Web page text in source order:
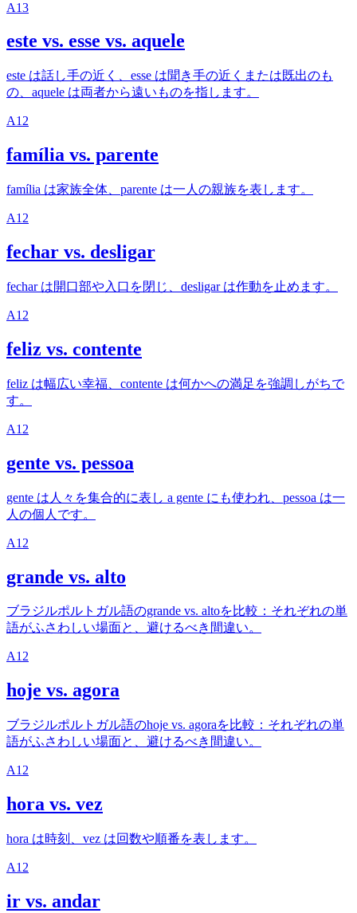
A13
este vs. esse vs. aquele
este は話し手の近く、esse は聞き手の近くまたは既出のも
の、aquele は両者から遠いものを指します。
A1 2
família vs. parente
família は家族全体、parente は一人の親族を表します。
A1 2
fechar vs. desligar
fechar は開口部や入口を閉じ、desligar は作動を止めます。
A1 2
feliz vs. contente
feliz は幅広い幸福、contente は何かへの満足を強調しがちで
す。
A1 2
gente vs. pessoa
gente は人々を集合的に表し a gente にも使われ、pessoa は一
人の個人です。
A1 2
grande vs. alto
ブラジルポルトガル語のgrande vs. altoを比較：それぞれの単
語がふさわしい場面と、避けるべき間違い。
A12
hoje vs. agora
ブラジルポルトガル語のhoje vs. agoraを比較：それぞれの単
語がふさわしい場面と、避けるべき間違い。
A1 2
hora vs. vez
hora は時刻、vez は回数や順番を表します。
A1 2
ir vs. andar